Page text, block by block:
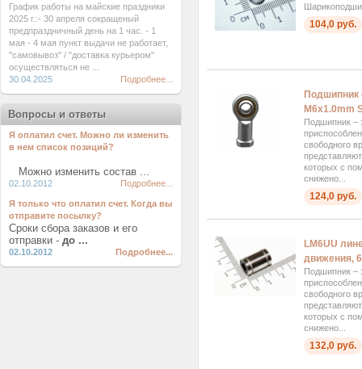
104,0 руб.
Подшипник
M6x1.0mm
Подшипник –
свободного
которых с
снижено...
124,0 руб.
LM6UU
движения,
Подшипник –
свободного
которых с
снижено...
132,0 руб.
График работы на майские праздники
2025 г.:- 30 апреля сокращеный
предпраздничный день на 1 час. - 1
мая - 4 мая пункт выдачи не работает,
"самовывоз" / "доставка курьером"
осуществляться не ...
30.04.2025
Подробнее...
Вопросы и ответы
Я оплатил счет. Можно ли изменить
в нем список позиций?
Можно изменить состав ...
02.10.2012 Подробнее...
Я только что оплатил счет. Когда вы
отправите посылку?
Сроки сбора заказов и его
отправки - до ...
02.10.2012 Подробнее...